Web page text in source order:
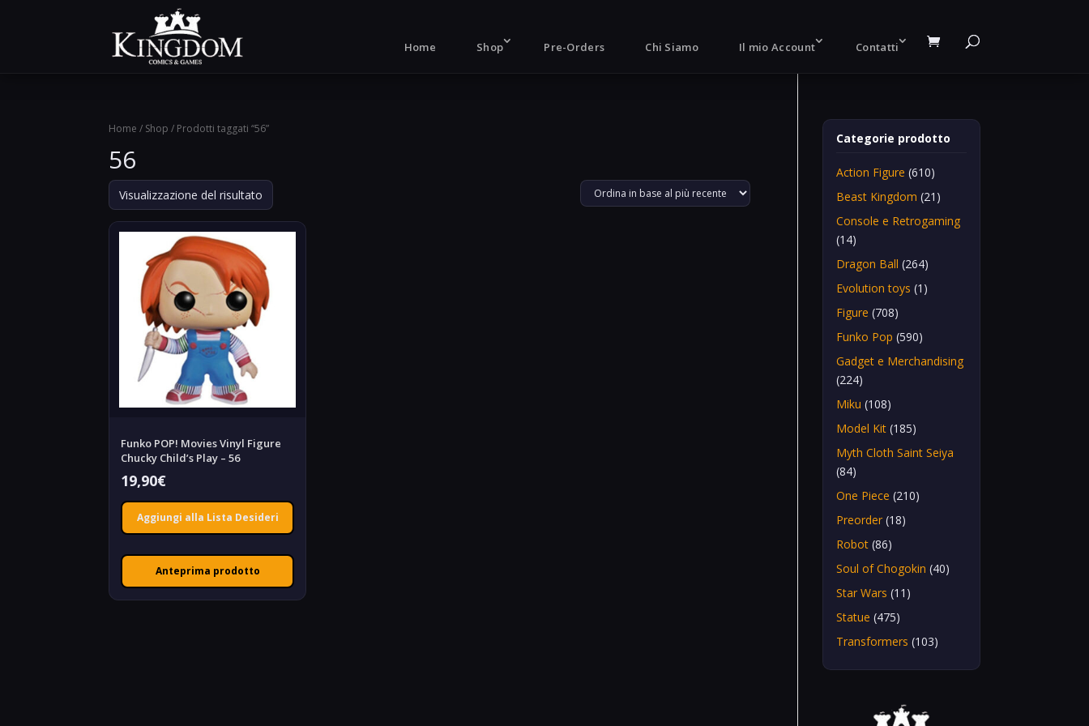
Home Shop Pre-Orders Chi Siamo Il mio Account Contatti
Home / Shop / Prodotti taggati “56”
56
Visualizzazione del risultato
Funko POP! Movies Vinyl Figure
Chucky Child’s Play – 56
19,90€
Aggiungi alla Lista Desideri
Anteprima prodotto
Categorie prodotto
Action Figure (610)
Beast Kingdom (21)
Console e Retrogaming
(14)
Dragon Ball (264)
Evolution toys (1)
Figure (708)
Funko Pop (590)
Gadget e Merchandising
(224)
Miku (108)
Model Kit (185)
Myth Cloth Saint Seiya
(84)
One Piece (210)
Preorder (18)
Robot (86)
Soul of Chogokin (40)
Star Wars (11)
Statue (475)
Transformers (103)